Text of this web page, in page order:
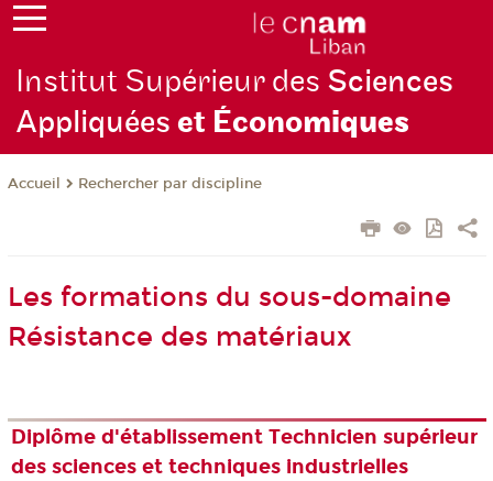
Institut Supérieur des Sciences
Appliquéeset Économiques
Accueil Rechercher par discipline
Les formations du sous-domaine
Résistance des matériaux
Diplôme d'établissement Technicien supérieur
des sciences et techniques industrielles